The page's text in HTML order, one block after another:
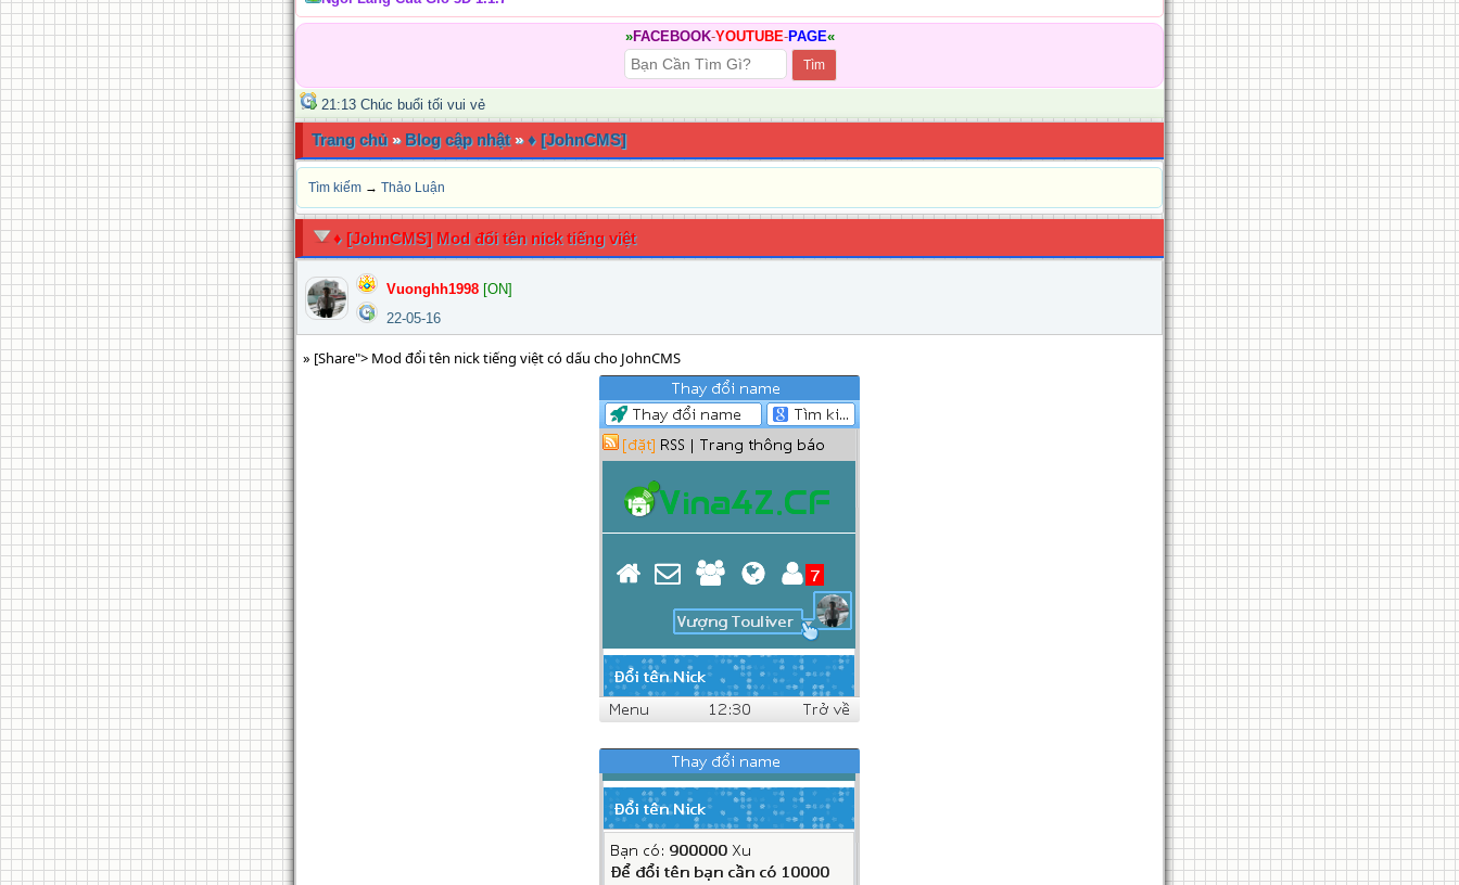
»FACEBOOK-YOUTUBE-PAGE«
21:13 Chúc buổi tối vui vẻ
Trang chủ» Blog cập nhật»♦ [JohnCMS]
Tìm kiếm → Thảo Luận
♦ [JohnCMS] Mod đổi tên nick tiếng việt
Vuonghh1998 [ON]
22-05-16
» [Share"> Mod đổi tên nick tiếng việt có dấu cho JohnCMS